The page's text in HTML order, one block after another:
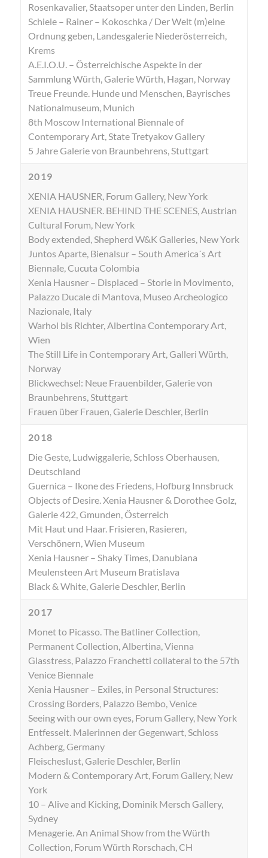
Rosenkavalier, Staatsoper unter den Linden, Berlin
Schiele – Rainer – Kokoschka / Der Welt (m)eine
Ordnung geben, Landesgalerie Niederösterreich,
Krems
A.E.I.O.U. – Österreichische Aspekte in der
Sammlung Würth, Galerie Würth, Hagan, Norway
Treue Freunde. Hunde und Menschen, Bayrisches
Nationalmuseum, Munich
8th Moscow International Biennale of
Contemporary Art, State Tretyakov Gallery
5 Jahre Galerie von Braunbehrens, Stuttgart
2019
XENIA HAUSNER, Forum Gallery, New York
XENIA HAUSNER. BEHIND THE SCENES, Austrian
Cultural Forum, New York
Body extended, Shepherd W&K Galleries, New York
Juntos Aparte, Bienalsur – South America´s Art
Biennale, Cucuta Colombia
Xenia Hausner – Displaced – Storie in Movimento,
Palazzo Ducale di Mantova, Museo Archeologico
Nazionale, Italy
Warhol bis Richter, Albertina Contemporary Art,
Wien
The Still Life in Contemporary Art, Galleri Würth,
Norway
Blickwechsel: Neue Frauenbilder, Galerie von
Braunbehrens, Stuttgart
Frauen über Frauen, Galerie Deschler, Berlin
2018
Die Geste, Ludwiggalerie, Schloss Oberhausen,
Deutschland
Guernica – Ikone des Friedens, Hofburg Innsbruck
Objects of Desire. Xenia Hausner & Dorothee Golz,
Galerie 422, Gmunden, Österreich
Mit Haut und Haar. Frisieren, Rasieren,
Verschönern, Wien Museum
Xenia Hausner – Shaky Times, Danubiana
Meulensteen Art Museum Bratislava
Black & White, Galerie Deschler, Berlin
2017
Monet to Picasso. The Batliner Collection,
Permanent Collection, Albertina, Vienna
Glasstress, Palazzo Franchetti collateral to the 57th
Venice Biennale
Xenia Hausner – Exiles, in Personal Structures:
Crossing Borders, Palazzo Bembo, Venice
Seeing with our own eyes, Forum Gallery, New York
Entfesselt. Malerinnen der Gegenwart, Schloss
Achberg, Germany
Fleischeslust, Galerie Deschler, Berlin
Modern & Contemporary Art, Forum Gallery, New
York
10 – Alive and Kicking, Dominik Mersch Gallery,
Sydney
Menagerie. An Animal Show from the Würth
Collection, Forum Würth Rorschach, CH